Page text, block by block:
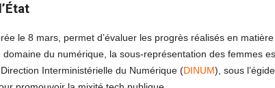
le 8 mars, permet d’évaluer les progrès réalisés en matière
du numérique, la sous-représentation des femmes
Interministérielle du Numérique (DINUM), sous